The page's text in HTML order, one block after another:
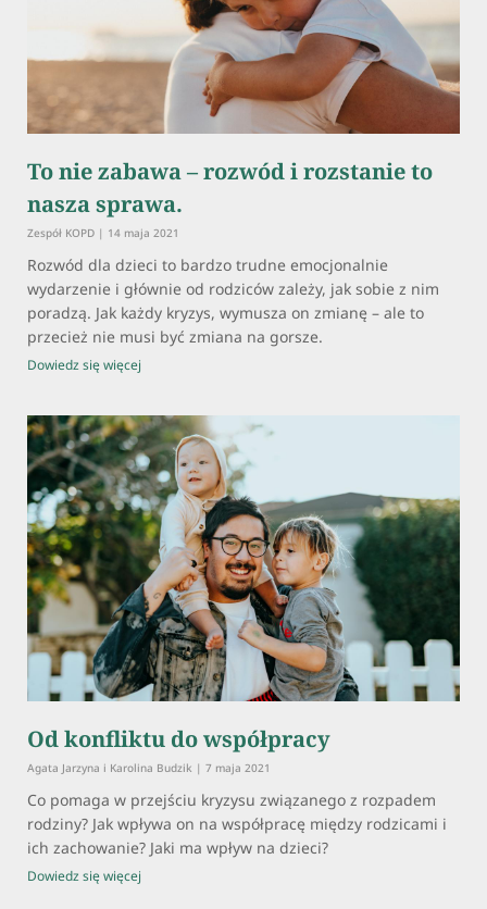
To nie zabawa – rozwód i rozstanie to
nasza sprawa.
Zespół KOPD 14 maja 2021
Rozwód dla dzieci to bardzo trudne emocjonalnie
wydarzenie i głównie od rodziców zależy, jak sobie z nim
poradzą. Jak każdy kryzys, wymusza on zmianę – ale to
przecież nie musi być zmiana na gorsze.
Dowiedz się więcej
Od konfliktu do współpracy
Agata Jarzyna i Karolina Budzik 7 maja 2021
Co pomaga w przejściu kryzysu związanego z rozpadem
rodziny? Jak wpływa on na współpracę między rodzicami i
ich zachowanie? Jaki ma wpływ na dzieci?
Dowiedz się więcej